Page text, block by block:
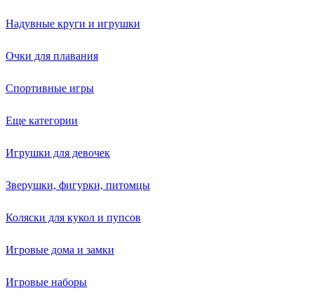
Надувные круги и игрушки
Очки для плавания
Спортивные игры
Еще категории
Игрушки для девочек
Зверушки, фигурки, питомцы
Коляски для кукол и пупсов
Игровые дома и замки
Игровые наборы